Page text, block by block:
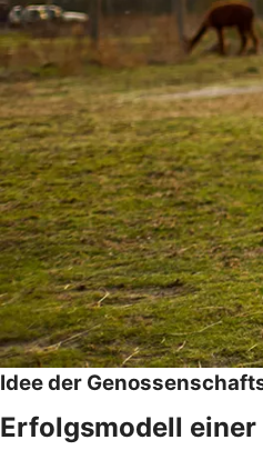
Idee der
Erfolgsmodell